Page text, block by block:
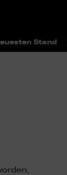
Stand